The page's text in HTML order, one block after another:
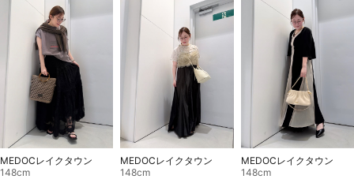
MEDOCレイクタウン
148cm
MEDOCレイクタウン
148cm
MEDOCレイクタウン
148cm